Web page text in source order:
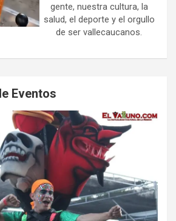
gente, nuestra cultura, la
salud, el deporte y el orgullo
de ser vallecaucanos.
Eventos